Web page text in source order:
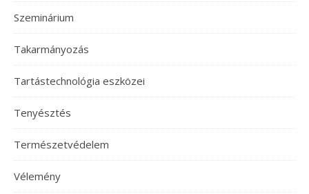
Szeminárium
Takarmányozás
Tartástechnológia eszközei
Tenyésztés
Természetvédelem
Vélemény